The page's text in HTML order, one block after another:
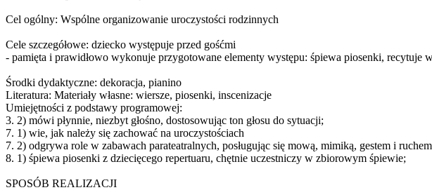
Cel ogólny: Wspólne organizowanie uroczystości rodzinnych
Cele szczegółowe: dziecko występuje przed gośćmi
- pamięta i prawidłowo wykonuje przygotowane elementy występu: śpiewa piosenki, recytuje
Środki dydaktyczne: dekoracja, pianino
Literatura: Materiały własne: wiersze, piosenki, inscenizacje
Umiejętności z podstawy programowej:
3. 2) mówi płynnie, niezbyt głośno, dostosowując ton głosu do sytuacji;
7. 1) wie, jak należy się zachować na uroczystościach
7. 2) odgrywa role w zabawach parateatralnych, posługując się mową, mimiką, gestem i
8. 1) śpiewa piosenki z dziecięcego repertuaru, chętnie uczestniczy w zbiorowym śpiewie;
SPOSÓB REALIZACJI